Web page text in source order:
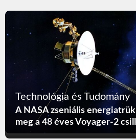
Technológia és Tudomány
A NASA zseniális
meg a 48 éves Voyager-2